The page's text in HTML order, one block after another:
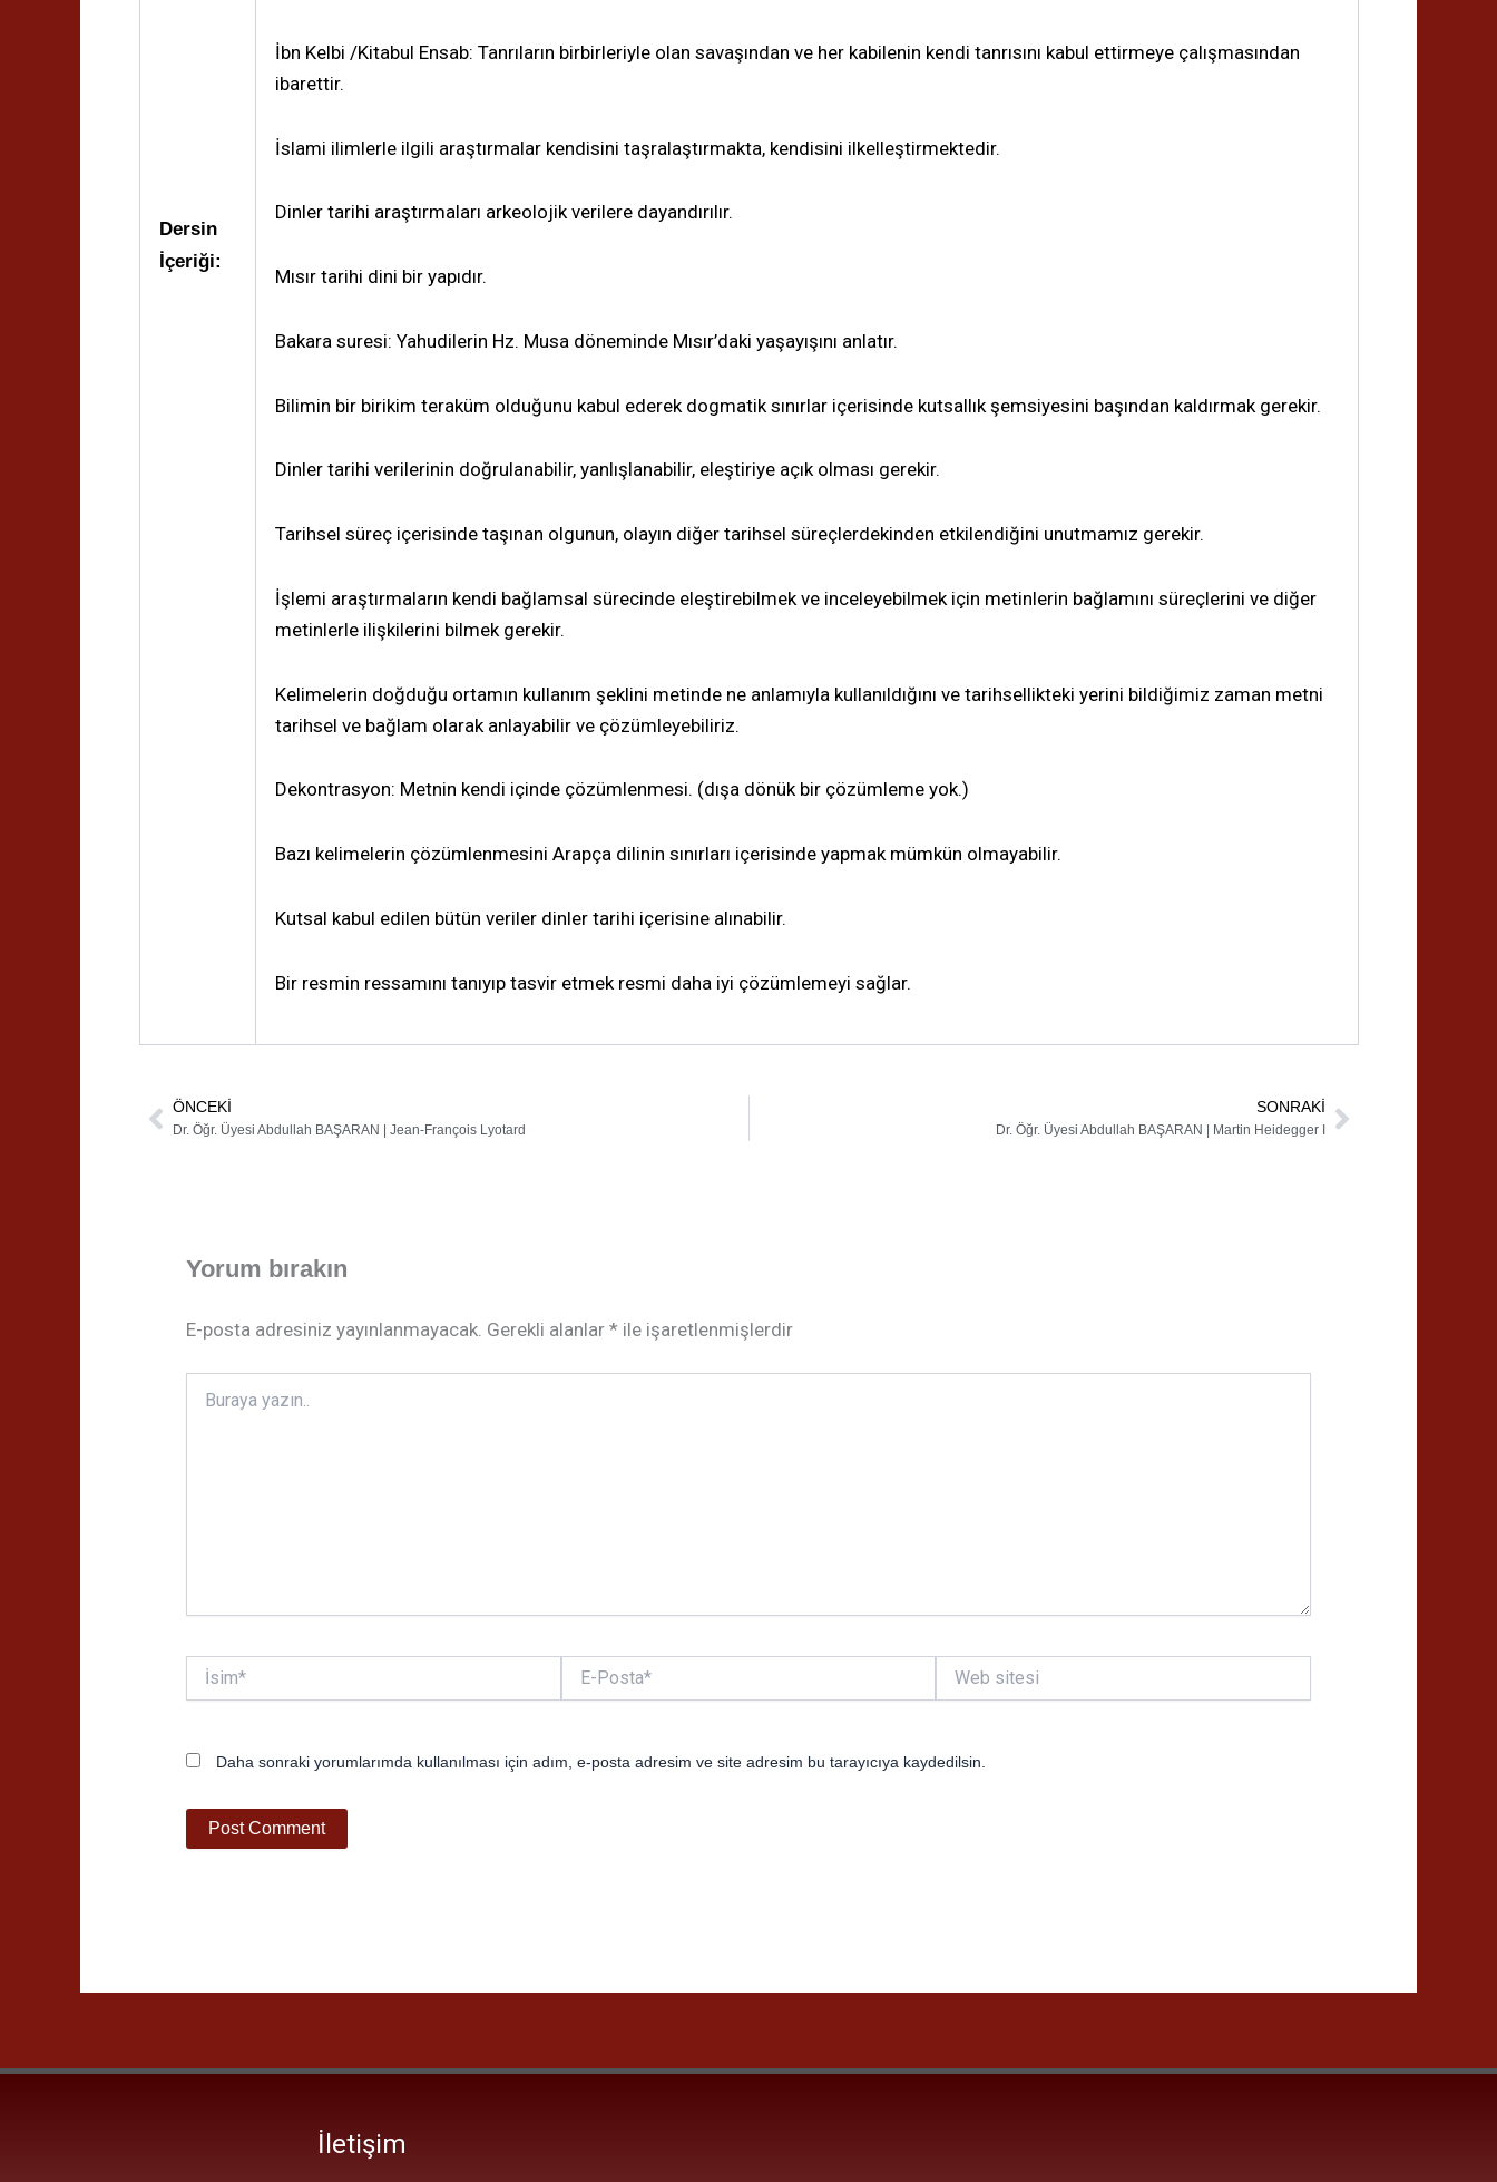
Dersin
İçeriği:
İbn Kelbi /Kitabul Ensab: Tanrıların birbirleriyle olan savaşından ve her kabilenin kendi tanrısını kabul ettirmeye çalışmasından
ibarettir.
İslami ilimlerle ilgili araştırmalar kendisini taşralaştırmakta, kendisini ilkelleştirmektedir.
Dinler tarihi araştırmaları arkeolojik verilere dayandırılır.
Mısır tarihi dini bir yapıdır.
Bakara suresi: Yahudilerin Hz. Musa döneminde Mısır’daki yaşayışını anlatır.
Bilimin bir birikim teraküm olduğunu kabul ederek dogmatik sınırlar içerisinde kutsallık şemsiyesini başından kaldırmak gerekir.
Dinler tarihi verilerinin doğrulanabilir, yanlışlanabilir, eleştiriye açık olması gerekir.
Tarihsel süreç içerisinde taşınan olgunun, olayın diğer tarihsel süreçlerdekinden etkilendiğini unutmamız gerekir.
İşlemi araştırmaların kendi bağlamsal sürecinde eleştirebilmek ve inceleyebilmek için metinlerin bağlamını süreçlerini ve diğer
metinlerle ilişkilerini bilmek gerekir.
Kelimelerin doğduğu ortamın kullanım şeklini metinde ne anlamıyla kullanıldığını ve tarihsellikteki yerini bildiğimiz zaman metni
tarihsel ve bağlam olarak anlayabilir ve çözümleyebiliriz.
Dekontrasyon: Metnin kendi içinde çözümlenmesi. (dışa dönük bir çözümleme yok.)
Bazı kelimelerin çözümlenmesini Arapça dilinin sınırları içerisinde yapmak mümkün olmayabilir.
Kutsal kabul edilen bütün veriler dinler tarihi içerisine alınabilir.
Bir resmin ressamını tanıyıp tasvir etmek resmi daha iyi çözümlemeyi sağlar.
Prev
ÖNCEKI
Dr. Öğr. Üyesi Abdullah BAŞARAN | Jean-François Lyotard
SONRAKI
Dr. Öğr. Üyesi Abdullah BAŞARAN | Martin Heidegger I Next
Yorum bırakın
E-posta adresiniz yayınlanmayacak. Gerekli alanlar * ile işaretlenmişlerdir
yazın..
İsim*
Posta*
sitesi
Daha sonraki yorumlarımda kullanılması için adım, e-posta adresim ve site adresim bu tarayıcıya kaydedilsin.
İletişim